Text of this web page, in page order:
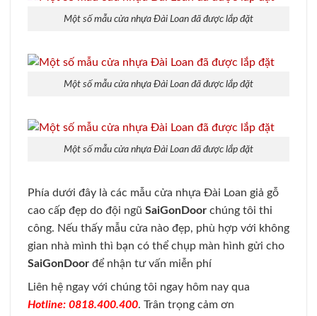
Một số mẫu cửa nhựa Đài Loan đã được lắp đặt
Một số mẫu cửa nhựa Đài Loan đã được lắp đặt
Một số mẫu cửa nhựa Đài Loan đã được lắp đặt
Phía dưới đây là các mẫu cửa nhựa Đài Loan giả gỗ
cao cấp đẹp do đội ngũ SaiGonDoor chúng tôi thi
công. Nếu thấy mẫu cửa nào đẹp, phù hợp với không
gian nhà mình thì bạn có thể chụp màn hình gửi cho
SaiGonDoor để nhận tư vấn miễn phí
Liên hệ ngay với chúng tôi ngay hôm nay qua
Hotline: 0818.400.400. Trân trọng cảm ơn